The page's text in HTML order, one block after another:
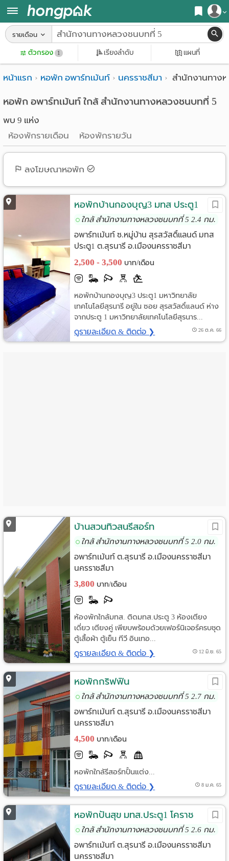
สมัครสมาชิก
เข้าสู่ระบบ
หน้า
แรก
ค้นหา
หอพัก ใกล้ฉัน
ค้นจากสถานีรถไฟฟ้า
ค้นจากสถานศึกษา
ค้นจากแผนที่
อ
พาร์
ท
ห้อง
ราย
เดือน
ห้อง
พัก
ราย
English
รายเดือน
ตัวกรอง 1 เรียงลำดับ แผนที่
หน้าแรก หอพัก อพาร์ทเม้นท์ นครราชสีมา สำนักงานทาง
หอพัก อพาร์ทเม้นท์ ใกล้ สำนักงานทางหลวงชนบทที่ 5
พบ 9 แห่ง
ห้องพักรายเดือน
ห้องพักรายวัน
ลงโฆษณาหอพัก
หอพักบ้านกองบุญ3 มทส ประตู1
ใกล้ สำนักงานทางหลวงชนบทที่ 5 2.4 กม.
อพาร์ทเม้นท์ ซ.หมู่บ้าน สุรสวัสดิ์แลนด์ มทส
ประตู1 ต.สุรนารี อ.เมืองนครราชสีมา
2,500 - 3,500 บาท/เดือน
หอพักบ้านกองบุญ3 ประตู1 มหาวิทยาลัย
เทคโนโลยีสุรนารี อยู่ใน ซอย สุรสวัสดิ์แลนด์ ห่าง
จากประตู 1 มหาวิทยาลัยเทคโนโลยีสุรนาร...
ดูรายละเอียด & ติดต่อ ❯ 26 ต.ค. 66
บ้านสวนทิวสนรีสอร์ท
ใกล้ สำนักงานทางหลวงชนบทที่ 5 2.0 กม.
อพาร์ทเม้นท์ ต.สุรนารี อ.เมืองนครราชสีมา
นครราชสีมา
3,800 บาท/เดือน
ห้องพักใกล้มทส. ติดมทส.ประตู 3 ห้องเตียง
เดี่ยว เตียงคู่ เพียบพร้อมด้วยเฟอร์นิเจอร์ครบชุด
ตู้เสื้อผ้า ตู้เย็น ทีวี อินเทอ...
ดูรายละเอียด & ติดต่อ ❯ 12 มิ.ย. 65
หอพักกริฟฟิน
ใกล้ สำนักงานทางหลวงชนบทที่ 5 2.7 กม.
อพาร์ทเม้นท์ ต.สุรนารี อ.เมืองนครราชสีมา
นครราชสีมา
4,500 บาท/เดือน
หอพักใกล้รีสอร์ทปั้นแต่ง...
ดูรายละเอียด & ติดต่อ ❯ 8 ม.ค. 65
หอพักปันสุข มทส.ประตู1 โคราช
ใกล้ สำนักงานทางหลวงชนบทที่ 5 2.6 กม.
อพาร์ทเม้นท์ ต.สุรนารี อ.เมืองนครราชสีมา
นครราชสีมา